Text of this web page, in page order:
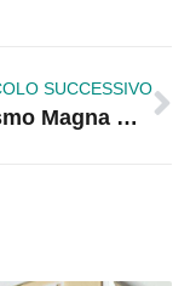
SUCCESSIVO
Turismo Magna Grecia. Novellis: identità e bellezza, rendiamo accessibile il territorio